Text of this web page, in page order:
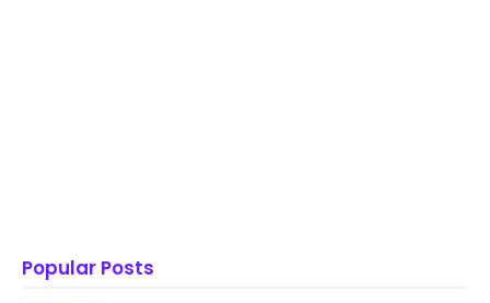
Popular Posts